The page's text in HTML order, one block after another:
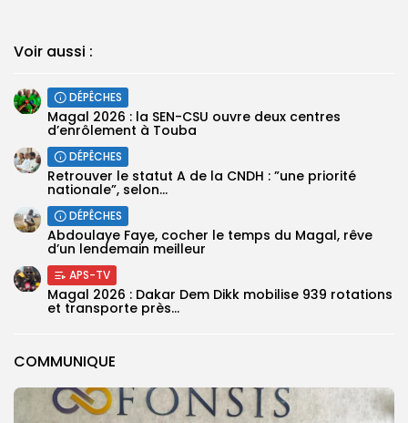
COMMUNIQUE
Voir aussi :
DÉPÊCHES
Magal 2026 : la SEN-CSU ouvre deux centres
d’enrôlement à Touba
DÉPÊCHES
Retrouver le statut A de la CNDH : ”une priorité
nationale”, selon...
DÉPÊCHES
Abdoulaye Faye, cocher le temps du Magal, rêve
d’un lendemain meilleur
APS-TV
Magal 2026 : Dakar Dem Dikk mobilise 939 rotations
et transporte près...